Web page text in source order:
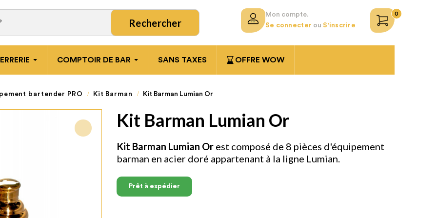
Rechercher
Mon compte.
Se connecter ou S'inscrire
0
COMPTOIR DE BAR SANS TAXES OFFRE WOW
bartender PRO Kit Barman Kit Barman Lumian Or
Kit Barman Lumian Or
Kit Barman Lumian Or est composé de 8 pièces d'équipement
barman en acier doré appartenant à la ligne Lumian.
Prêt à expédier